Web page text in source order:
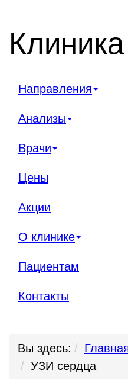
Направления
Анализы
Врачи
Цены
Акции
О клинике
Пациентам
Контакты
Вы здесь:
УЗИ сердца